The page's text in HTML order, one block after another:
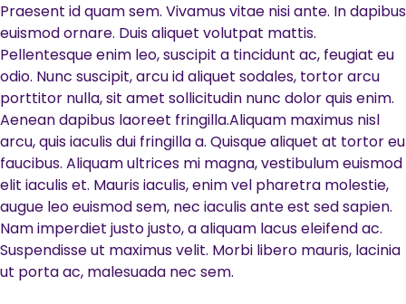
Praesent id quam sem. Vivamus vitae nisi ante. In dapibus
euismod ornare. Duis aliquet volutpat mattis.
Pellentesque enim leo, suscipit a tincidunt ac, feugiat eu
odio. Nunc suscipit, arcu id aliquet sodales, tortor arcu
porttitor nulla, sit amet sollicitudin nunc dolor quis enim.
Aenean dapibus laoreet fringilla.Aliquam maximus nisl
arcu, quis iaculis dui fringilla a. Quisque aliquet at tortor eu
faucibus. Aliquam ultrices mi magna, vestibulum euismod
elit iaculis et. Mauris iaculis, enim vel pharetra molestie,
augue leo euismod sem, nec iaculis ante est sed sapien.
Nam imperdiet justo justo, a aliquam lacus eleifend ac.
Suspendisse ut maximus velit. Morbi libero mauris, lacinia
ut porta ac, malesuada nec sem.